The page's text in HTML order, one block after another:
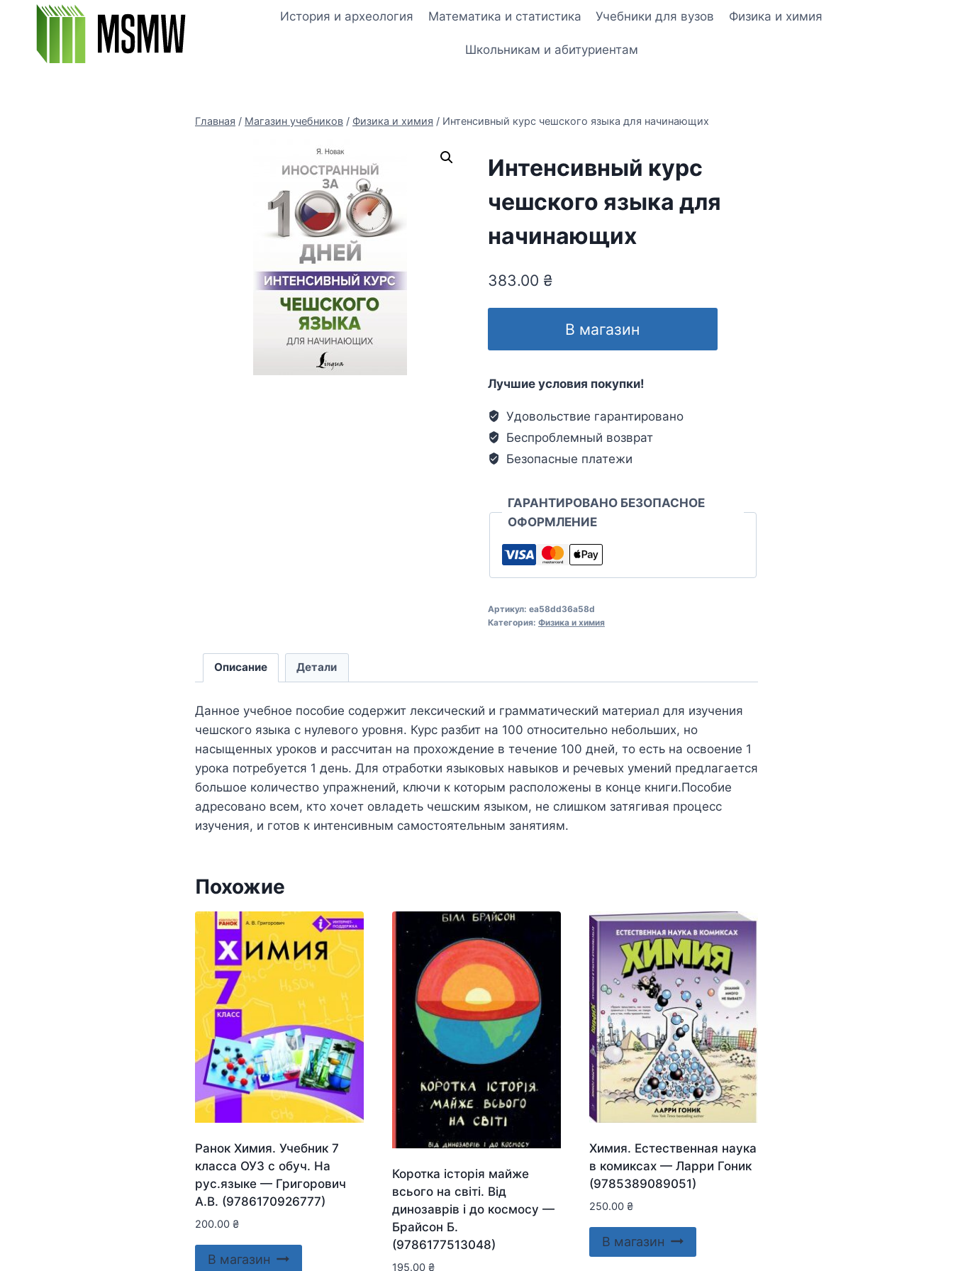
Перейти
содержимому
История и археология Математика и статистика Учебники для вузов Физика и химия
Школьникам и абитуриентам
Главная / Магазин учебников / Физика и химия / Интенсивный курс чешского языка для начинающих
Интенсивный курс
чешского языка для
начинающих
383.00 ₴
В магазин
Лучшие условия покупки!
Удовольствие гарантировано
Беспроблемный возврат
Безопасные платежи
ГАРАНТИРОВАНО БЕЗОПАСНОЕ
ОФОРМЛЕНИЕ
Артикул: ea58dd36a58d
Категория: Физика и химия
Описание Детали
Данное учебное пособие содержит лексический и грамматический материал для изучения
чешского языка с нулевого уровня. Курс разбит на 100 относительно небольших, но
насыщенных уроков и рассчитан на прохождение в течение 100 дней, то есть на освоение 1
урока потребуется 1 день. Для отработки языковых навыков и речевых умений предлагается
большое количество упражнений, ключи к которым расположены в конце книги.Пособие
адресовано всем, кто хочет овладеть чешским языком, не слишком затягивая процесс
изучения, и готов к интенсивным самостоятельным занятиям.
Похожие
Ранок Химия. Учебник 7
класса ОУЗ с обуч. На
рус.языке — Григорович
А.В. (9786170926777)
200.00 ₴
В магазин
Коротка історія майже
всього на світі. Від
динозаврів і до космосу —
Брайсон Б.
(9786177513048)
195.00 ₴
Химия. Естественная наука
в комиксах — Ларри Гоник
(9785389089051)
250.00 ₴
В магазин